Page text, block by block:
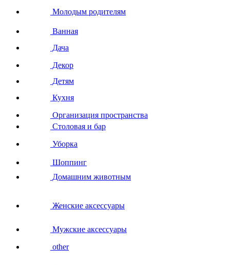
Молодым родителям
Ванная
Дача
Декор
Детям
Кухня
Организация пространства
Столовая и бар
Уборка
Шоппинг
Домашним животным
Женские аксессуары
Мужские аксессуары
other